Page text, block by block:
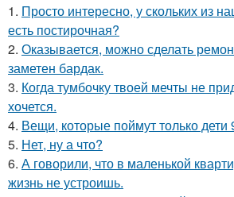
1. Просто интересно, у скольких из
есть постирочная?
2. Оказывается, можно сделать
заметен бардак.
3. Когда тумбочку твоей мечты не
хочется.
4. Вещи, которые поймут только дети
5. Нет, ну а что?
6. А говорили, что в маленькой
жизнь не устроишь.